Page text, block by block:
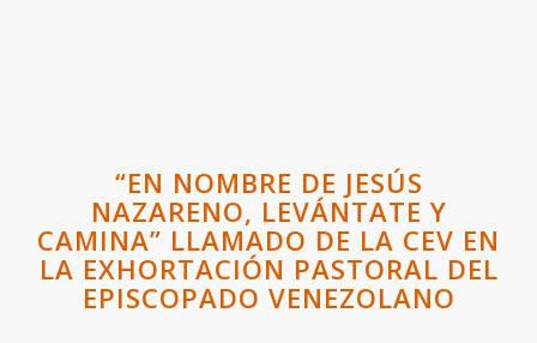
“EN NOMBRE DE JESÚS
NAZARENO, LEVÁNTATE Y
CAMINA” LLAMADO DE LA CEV EN
LA EXHORTACIÓN PASTORAL DEL
EPISCOPADO VENEZOLANO